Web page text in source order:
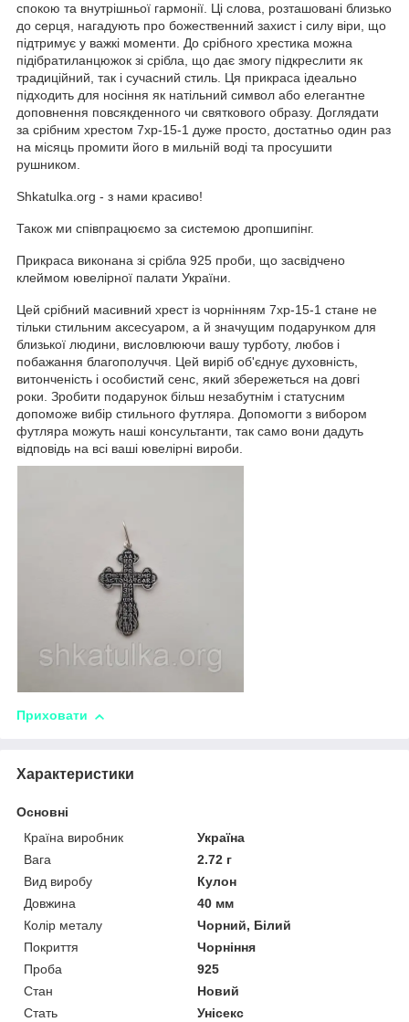
спокою та внутрішньої гармонії. Ці слова, розташовані близько
до серця, нагадують про божественний захист і силу віри, що
підтримує у важкі моменти. До срібного хрестика можна
підібратиланцюжок зі срібла, що дає змогу підкреслити як
традиційний, так і сучасний стиль. Ця прикраса ідеально
підходить для носіння як натільний символ або елегантне
доповнення повсякденного чи святкового образу. Доглядати
за срібним хрестом 7хр-15-1 дуже просто, достатньо один раз
на місяць промити його в мильній воді та просушити
рушником.
Цей срібний масивний хрест із чорнінням 7хр-15-1 стане не
тільки стильним аксесуаром, а й значущим подарунком для
близької людини, висловлюючи вашу турботу, любов і
побажання благополуччя. Цей виріб об'єднує духовність,
витонченість і особистий сенс, який збережеться на довгі
роки. Зробити подарунок більш незабутнім і статусним
допоможе вибір стильного футляра. Допомогти з вибором
футляра можуть наші консультанти, так само вони дадуть
відповідь на всі ваші ювелірні вироби.
Прикраса виконана зі срібла 925 проби, що засвідчено
клеймом ювелірної палати України.
Також ми співпрацюємо за системою дропшипінг.
Shkatulka.org - з нами красиво!
Приховати
Характеристики
Основні
Країна виробник
Україна
Вага
2.72 г
Вид виробу
Кулон
Довжина
40 мм
Колір металу
Чорний, Білий
Покриття
Чорніння
Проба
925
Стан
Новий
Стать
Унісекс